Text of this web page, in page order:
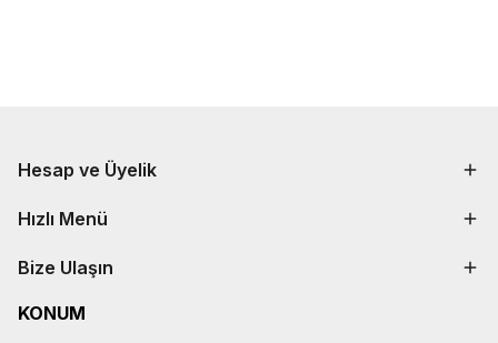
Hesap ve Üyelik
Hızlı Menü
Bize Ulaşın
KONUM